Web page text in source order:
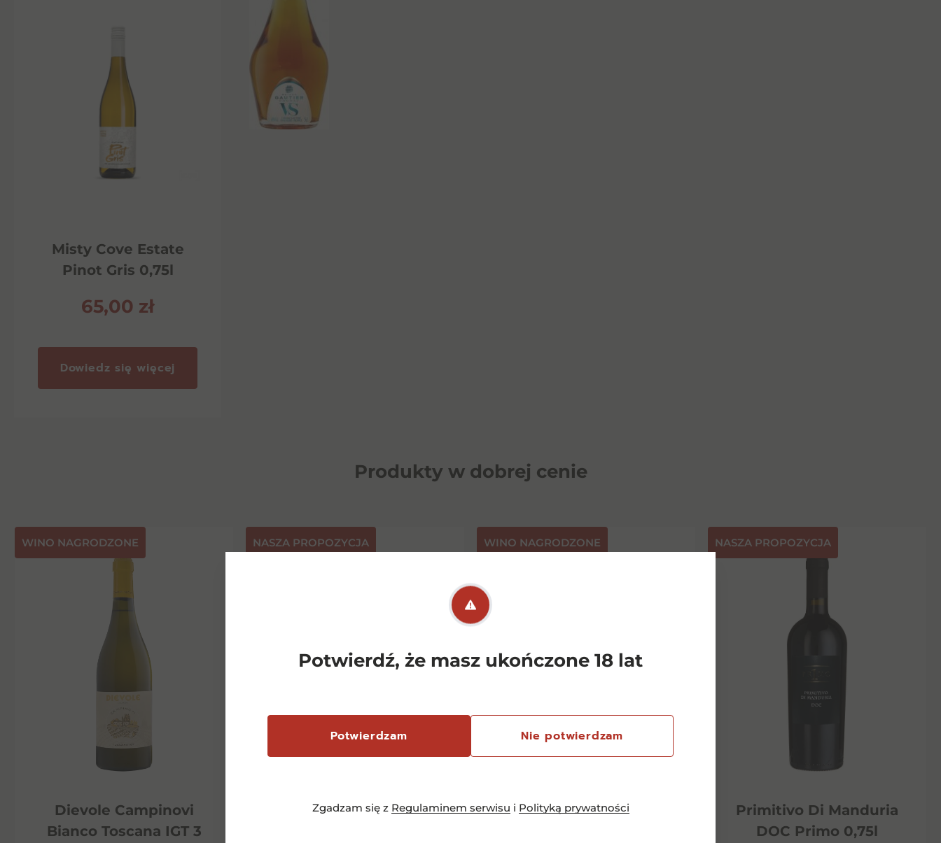
Potwierdź, że masz ukończone 18 lat
Potwierdzam Nie potwierdzam
Zgadzam się z Regulaminem serwisu i Polityką prywatności
Misty Cove Estate
Pinot Gris 0,75l
65,00 zł
Dowiedz się więcej
Produkty w dobrej cenie
⁠WINO NAGRODZONE
Dievole Campinovi
Bianco Toscana IGT 3
NASZA PROPOZYCJA
Diemersfontein
⁠WINO NAGRODZONE
Chianti Classico Riserva
NASZA PROPOZYCJA
Primitivo Di Manduria
DOC Primo 0,75l